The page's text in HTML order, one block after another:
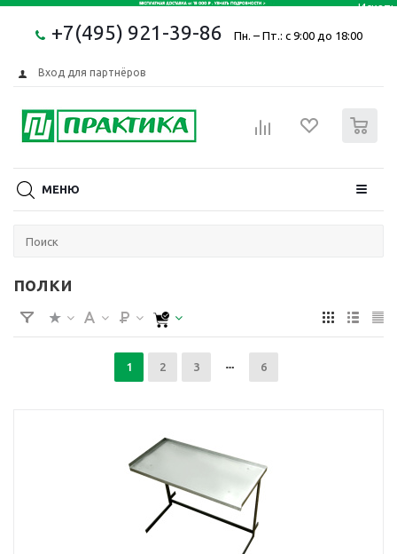
+7(495) 921-39-86 Пн. – Пт.: с 9:00 до 18:00
Вход для партнёров
МЕНЮ
полки
1 2 3 6